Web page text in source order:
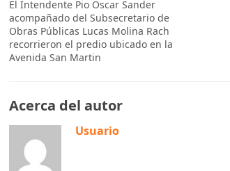
El Intendente Pio Oscar Sander
acompañado del Subsecretario de
Obras Públicas Lucas Molina Rach
recorrieron el predio ubicado en la
Avenida San Martin
Acerca del autor
Usuario